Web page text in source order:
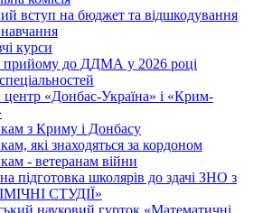
вступ на бюджет та відшкодування
навчання
курси
прийому до ДДМА у 2026 році
центр «Донбас-Україна» і «Крим-
з Криму і Донбасу
які знаходяться за кордоном
- ветеранам війни
підготовка школярів до здачі ЗНО з
СТУДІЇ»
науковий гурток «Математичні